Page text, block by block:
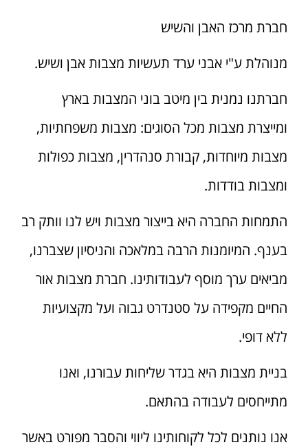
חברת מרכז האבן והשיש
מנוהלת ע"י אבני ערד תעשיות מצבות אבן ושיש.
חברתנו נמנית בין מיטב בוני המצבות בארץ
ומייצרת מצבות מכל הסוגים: מצבות משפחתיות,
מצבות מיוחדות, קבורת סנהדרין, מצבות כפולות
ומצבות בודדות.
התמחות החברה היא בייצור מצבות ויש לנו וותק רב
בענף. המיומנות הרבה במלאכה והניסיון שצברנו,
מביאים ערך מוסף לעבודותינו. חברת מצבות אור
החיים מקפידה על סטנדרט גבוה ועל מקצועיות
ללא דופי.
בניית מצבות היא בגדר שליחות עבורנו, ואנו
מתייחסים לעבודה בהתאם.
אנו נותנים לכל לקוחותינו ליווי והסבר מפורט באשר